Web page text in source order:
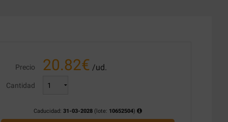
Precio 20.82€ /ud.
Cantidad
Caducidad:31-03-2028 (lote: 10652504)